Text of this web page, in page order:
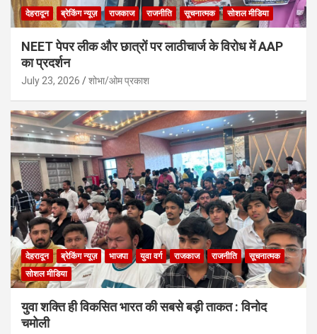
देहरादून ब्रेकिंग न्यूज़ राजकाज राजनीति सूचनात्मक सोशल मीडिया
NEET पेपर लीक और छात्रों पर लाठीचार्ज के विरोध में AAP
का प्रदर्शन
July 23, 2026 शोभा/ओम प्रकाश
देहरादून ब्रेकिंग न्यूज़ भाजपा युवा वर्ग राजकाज राजनीति
सूचनात्मक
सोशल मीडिया
युवा शक्ति ही विकसित भारत की सबसे बड़ी ताकत : विनोद
चमोली